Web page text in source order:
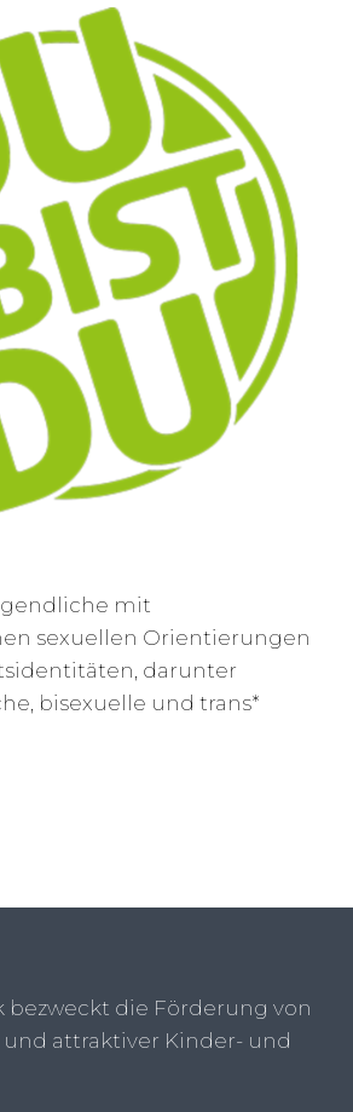
mit
sexuellen Orientierungen
darunter
bisexuelle und trans*
bezweckt die Förderung von
attraktiver Kinder- und